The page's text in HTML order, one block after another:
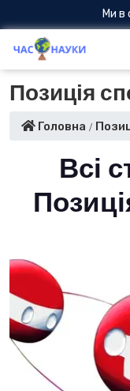
Ми в
Позиція
Головна
Всі